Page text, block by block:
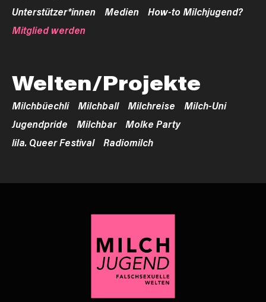
Unterstützer*innen
Medien
How-to Milchjugend?
Mitglied werden
Welten/Projekte
Milchbüechli Milchball Milchreise
Milch-Uni
Jugendpride
Milchbar
Molke Party
lila. Queer Festival
Radiomilch